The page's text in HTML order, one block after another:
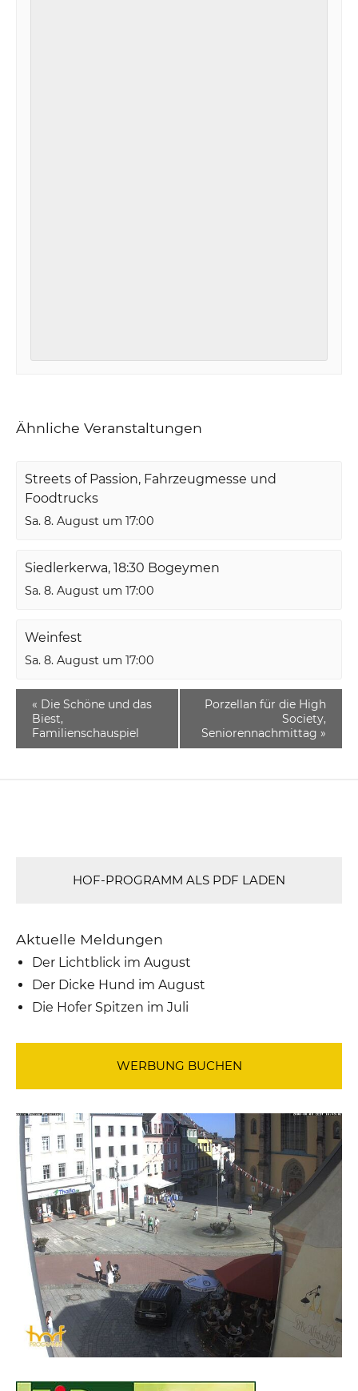
Ähnliche Veranstaltungen
Streets of Passion, Fahrzeugmesse und
Foodtrucks
Sa. 8. August um 17:00
Siedlerkerwa, 18:30 Bogeymen
Sa. 8. August um 17:00
Weinfest
Sa. 8. August um 17:00
« Die Schöne und das
Biest,
Familienschauspiel
Porzellan für die High
Society,
Seniorennachmittag »
HOF-PROGRAMM ALS PDF LADEN
Aktuelle Meldungen
Der Lichtblick im August
Der Dicke Hund im August
Die Hofer Spitzen im Juli
WERBUNG BUCHEN